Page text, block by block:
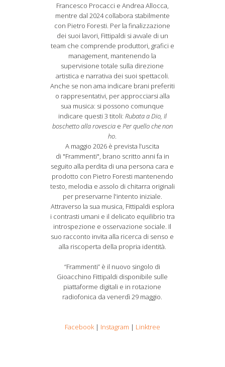
Francesco Procacci e Andrea Allocca,
mentre dal 2024 collabora stabilmente
con Pietro Foresti. Per la finalizzazione
dei suoi lavori, Fittipaldi si avvale di un
team che comprende produttori, grafici e
management, mantenendo la
supervisione totale sulla direzione
artistica e narrativa dei suoi spettacoli.
Anche se non ama indicare brani preferiti
o rappresentativi, per approcciarsi alla
sua musica: si possono comunque
indicare questi 3 titoli: Rubata a Dio, Il
boschetto alla rovesciae Per quello che non
ho.
A maggio 2026 è prevista l’uscita
di "Frammenti", brano scritto anni fa in
seguito alla perdita di una persona cara e
prodotto con Pietro Foresti mantenendo
testo, melodia e assolo di chitarra originali
per preservarne l'intento iniziale.
Attraverso la sua musica, Fittipaldi esplora
i contrasti umani e il delicato equilibrio tra
introspezione e osservazione sociale. Il
suo racconto invita alla ricerca di senso e
alla riscoperta della propria identità.
“Frammenti” è il nuovo singolo di
Gioacchino Fittipaldi disponibile sulle
piattaforme digitali e in rotazione
radiofonica da venerdì 29 maggio.
Facebook| Instagram | Linktree